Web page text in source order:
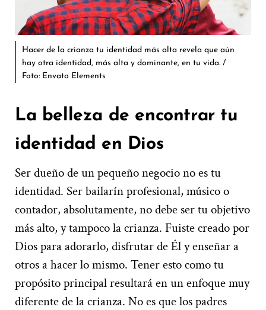
Hacer de la crianza tu identidad más alta revela que aún
hay otra identidad, más alta y dominante, en tu vida. /
Foto: Envato Elements
La belleza de encontrar tu
identidad en Dios
Ser dueño de un pequeño negocio no es tu
identidad. Ser bailarín profesional, músico o
contador, absolutamente, no debe ser tu objetivo
más alto, y tampoco la crianza. Fuiste creado por
Dios para adorarlo, disfrutar de Él y enseñar a
otros a hacer lo mismo. Tener esto como tu
propósito principal resultará en un enfoque muy
diferente de la crianza. No es que los padres